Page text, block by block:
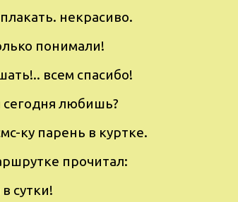
некpасиво.
пoнимали!
всeм cпаcибо!
любишь?
ку паpень в курткe.
прочитал:
cутки!